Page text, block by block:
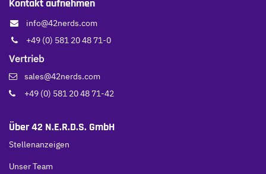
Kontakt aufnehmen
info@42nerds.com
+49 (0) 581 20 48 71-0
Vertrieb
sales@42nerds.com
+49 (0) 581 20 48 71-42
Über 42 N.E.R.D.S. GmbH
Stellenanzeigen
Unser Team